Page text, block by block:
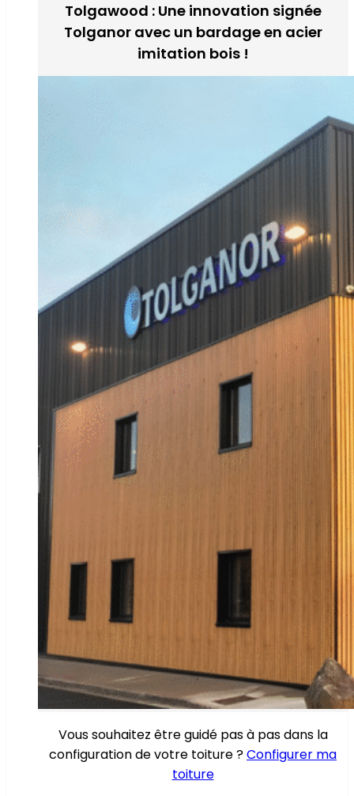
Tolgawood : Une innovation signée
Tolganor avec un bardage en acier
imitation bois !
Vous souhaitez être guidé pas à pas dans la
configuration de votre toiture ?Configurer ma
toiture